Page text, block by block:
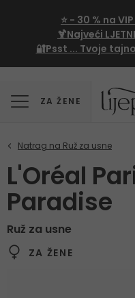
⭐ - 30 % na
🍹Najveći
🔐Psst ... Tvoje
ZA ŽENE
L'Oréal
Paradise
Ruž za usne
ZA ŽENE